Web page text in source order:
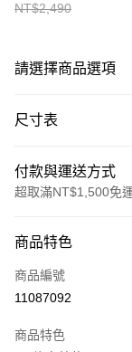
NT$2,490
請選擇商品選項
尺寸表
付款與運送方式
超取滿NT$1,500免
信用卡一次付款
信用卡分期付款
合作金庫商業銀行
商品特色
商品編號
11087092
商品特色